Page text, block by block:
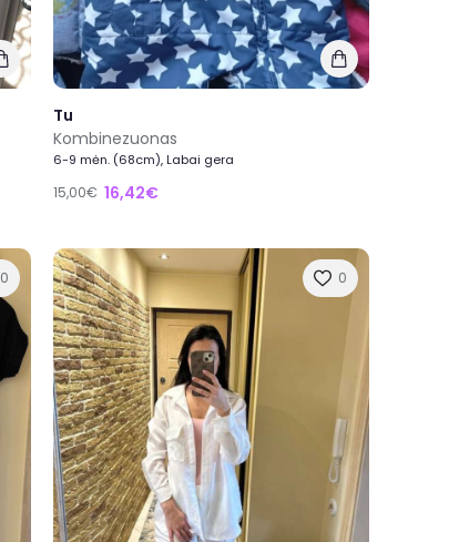
Tu
Kombinezuonas
6-9 mėn. (68cm), Labai gera
15,00€ 16,42€
0 0